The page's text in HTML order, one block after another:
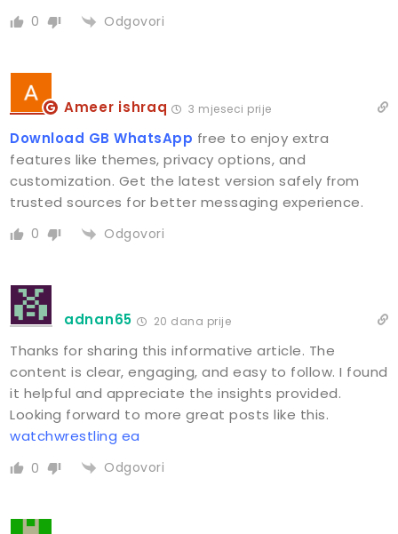
0 Odgovori
Ameer ishraq 3 mjeseci prije
Download GB WhatsApp free to enjoy extra
features like themes, privacy options, and
customization. Get the latest version safely from
trusted sources for better messaging experience.
0 Odgovori
adnan65 20 dana prije
Thanks for sharing this informative article. The
content is clear, engaging, and easy to follow. I found
it helpful and appreciate the insights provided.
Looking forward to more great posts like this.
watchwrestling ea
0 Odgovori